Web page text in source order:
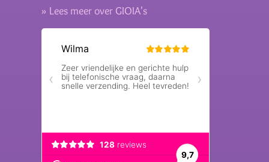
» Lees meer over GIOIA's